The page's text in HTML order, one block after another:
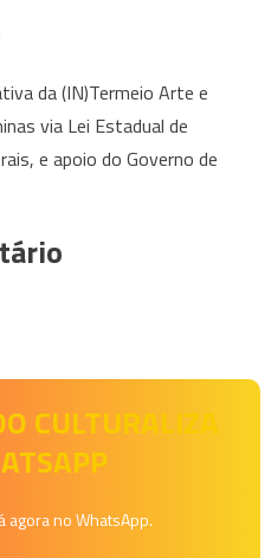
da (IN)Termeio Arte e
via Lei Estadual de
e apoio do Governo de
CULTURALIZA
agora no WhatsApp.